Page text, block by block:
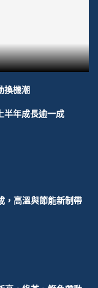
換機潮
半年成長逾一成
，高溫與節能新制帶